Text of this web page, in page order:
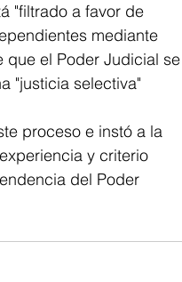
"filtrado a favor de
mediante
que el Poder Judicial se
"justicia selectiva"
proceso e instó a la
y criterio
del Poder